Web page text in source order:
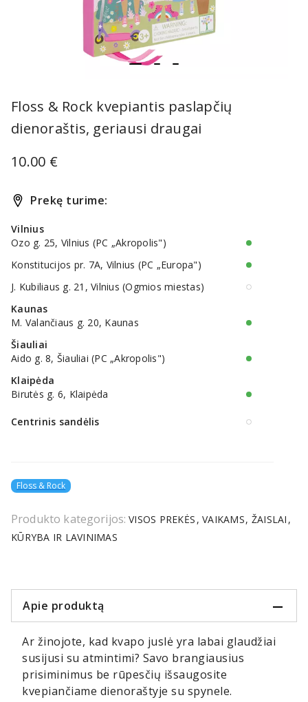
Floss & Rock kvepiantis paslapčių
dienoraštis, geriausi draugai
10.00 €
Prekę turime:
Vilnius
Ozo g. 25, Vilnius (PC „Akropolis")
Konstitucijos pr. 7A, Vilnius (PC „Europa")
J. Kubiliaus g. 21, Vilnius (Ogmios miestas)
Kaunas
M. Valančiaus g. 20, Kaunas
Šiauliai
Aido g. 8, Šiauliai (PC „Akropolis")
Klaipėda
Birutės g. 6, Klaipėda
Centrinis sandėlis
Floss & Rock
Produkto kategorijos: VISOS PREKĖS VAIKAMS ŽAISLAI
KŪRYBA IR LAVINIMAS
Apie produktą
Ar žinojote, kad kvapo juslė yra labai glaudžiai
susijusi su atmintimi? Savo brangiausius
prisiminimus be rūpesčių išsaugosite
kvepiančiame dienoraštyje su spynele.